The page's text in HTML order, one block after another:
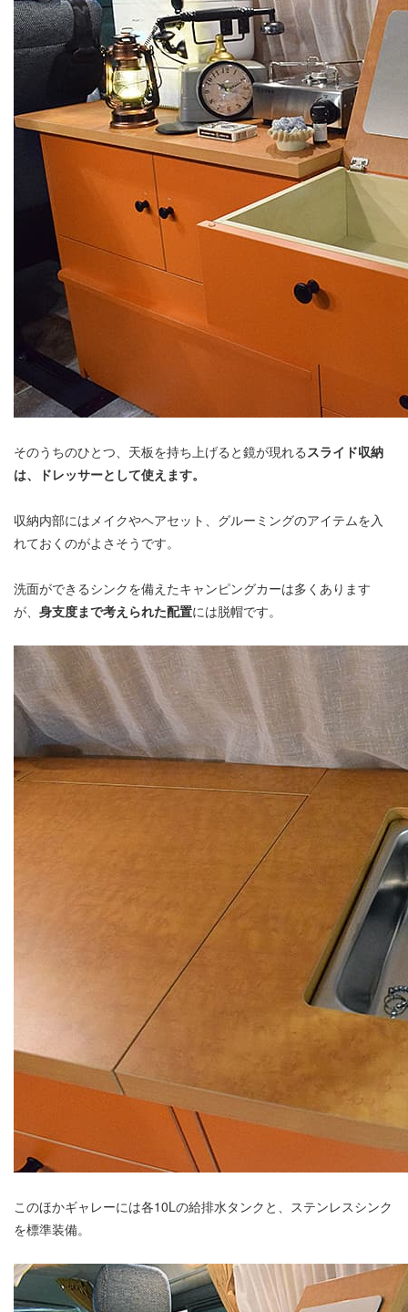
そのうちのひとつ、天板を持ち上げると鏡が現れるスライド収納
は、ドレッサーとして使えます。
収納内部にはメイクやヘアセット、グルーミングのアイテムを入
れておくのがよさそうです。
洗面ができるシンクを備えたキャンピングカーは多くあります
が、 身支度まで考えられた配置には脱帽です。
このほかギャレーには各10Lの給排水タンクと、ステンレスシンク
を標準装備。